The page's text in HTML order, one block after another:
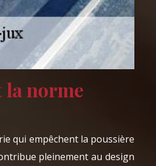
norme
qui empêchent la poussière
pleinement au design